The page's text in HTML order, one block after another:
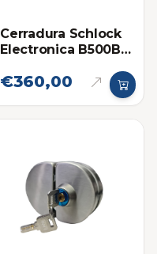
Cerradura Schlock
Electronica B500BL
Vidrio Negra con
€360,00